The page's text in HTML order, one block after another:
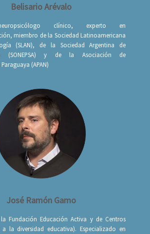
Belisario Arévalo
clínico, experto en
miembro de la Sociedad Latinoamericana
(SLAN), de la Sociedad Argentina de
(SONEPSA) y de la Asociación de
(APAN)
José Ramón Gamo
Fundación Educación Activa y de Centros
a la diversidad educativa). Especializado en